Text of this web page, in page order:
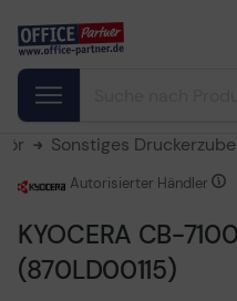
Sonstiges
KYOCERA CB-
(870LD00115)
Autorisierter Händler